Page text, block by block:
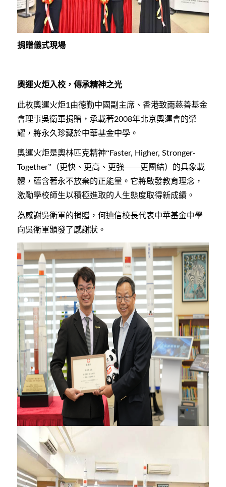
捐贈儀式現場
奧運火炬入校，傳承精神之光
此枚奧運火炬1 由德勤中國副主席、香港致雨慈善基金
會理事吳衛軍捐贈，承載著2008年北京奧運會的榮
耀，將永久珍藏於中華基金中學。
奧運火炬是奧林匹克精神“Faster, Higher, Stronger-
Together”（更快、更高、更強——更團結）的具象載
體，蘊含著永不放棄的正能量。它將啟發教育理念，
激勵學校師生以積極進取的人生態度取得新成績。
為感謝吳衛軍的捐贈，何迪信校長代表中華基金中學
向吳衛軍頒發了感謝狀。